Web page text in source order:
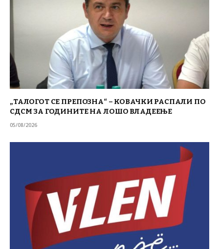
„ТАЛОГОТ СЕ ПРЕПОЗНА“ – КОВАЧКИ РАСПАЛИ ПО
СДСМ ЗА ГОДИНИТЕ НА ЛОШО ВЛАДЕЕЊЕ
05/08/2026